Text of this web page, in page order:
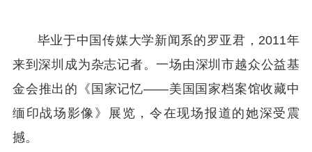
毕业于中国传媒大学新闻系的罗亚君，2011年
来到深圳成为杂志记者。一场由深圳市越众公益基
金会推出的《国家记忆——美国国家档案馆收藏中
缅印战场影像》展览，令在现场报道的她深受震
撼。